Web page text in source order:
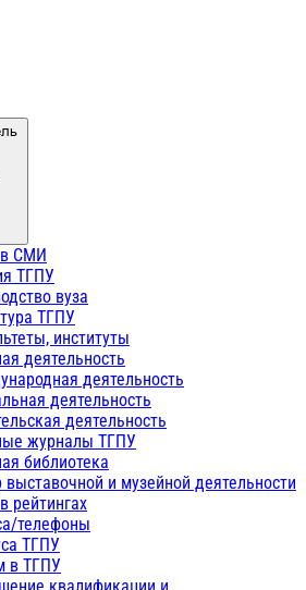
СМИ
ТГПУ
вуза
ТГПУ
институты
деятельность
деятельность
деятельность
деятельность
журналы ТГПУ
библиотека
выставочной и музейной деятельности
рейтингах
телефоны
ТГПУ
в ТГПУ